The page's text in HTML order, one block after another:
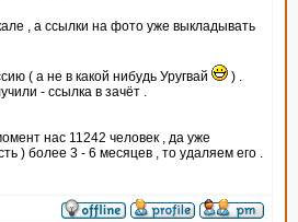
, а ссылки на фото уже выкладывать
( а не в какой нибудь Уругвай
) .
- ссылка в зачёт .
нас 11242 человек , да уже
) более 3 - 6 месяцев , то удаляем его .